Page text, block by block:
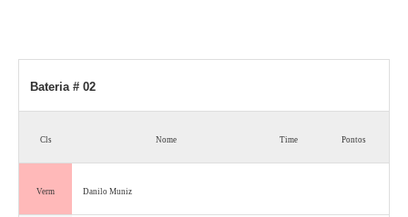
Bateria # 02
Cls Nome Time Pontos
Verm Danilo Muniz